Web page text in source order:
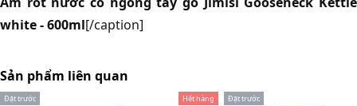
white - 600ml[/caption]
Sản phẩm liên quan
Đặt trước Hết hàng Đặt trước